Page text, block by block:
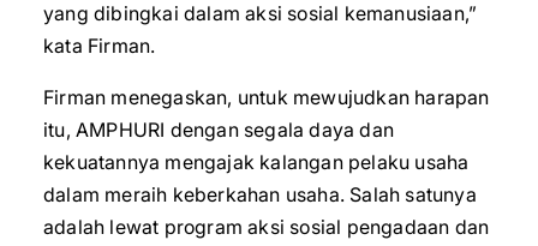
yang dibingkai dalam aksi sosial kemanusiaan,”
kata Firman.
Firman menegaskan, untuk mewujudkan harapan
itu, AMPHURI dengan segala daya dan
kekuatannya mengajak kalangan pelaku usaha
dalam meraih keberkahan usaha. Salah satunya
adalah lewat program aksi sosial pengadaan dan